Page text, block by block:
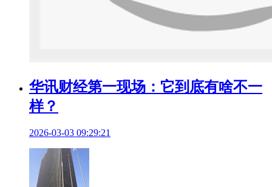
华讯财经第一现场：它到底有啥不一
样？
2026-03-03 09:29:21